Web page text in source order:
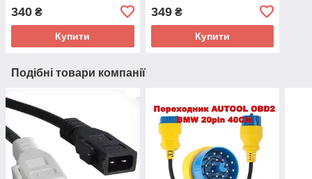
1.5 100%
340 ₴
Купити
ON/OFF pic18f25k80
Версія 1.5
349₴
Купити
Подібні товари компанії